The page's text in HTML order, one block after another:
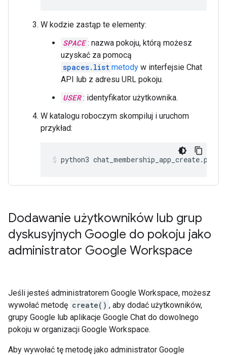
W kodzie zastąp te elementy:
SPACE : nazwa pokoju, którą możesz
uzyskać za pomocą
spaces.list metody w interfejsie Chat
API lub z adresu URL pokoju.
USER : identyfikator użytkownika.
W katalogu roboczym skompiluj i uruchom
przykład:
python3 chat_membership_app_create.py
Dodawanie użytkowników lub grup
dyskusyjnych Google do pokoju jako
administrator Google Workspace
Jeśli jesteś administratorem Google Workspace, możesz
wywołać metodę create() , aby dodać użytkowników,
grupy Google lub aplikacje Google Chat do dowolnego
pokoju w organizacji Google Workspace.
Aby wywołać tę metodę jako administrator Google